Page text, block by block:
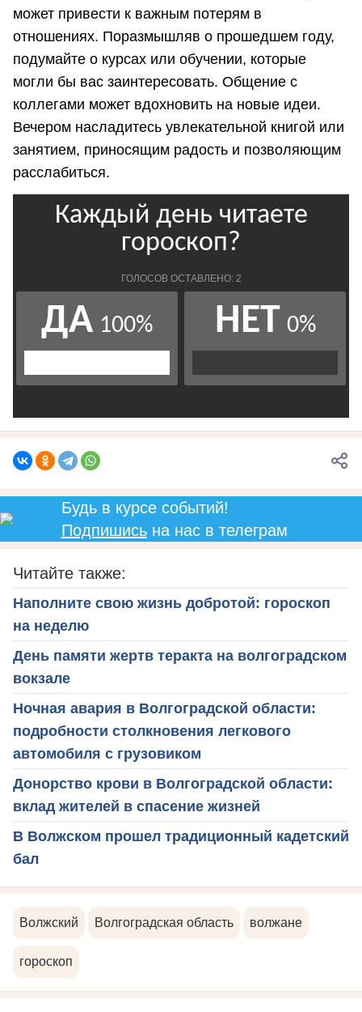
может привести к важным потерям в
отношениях. Поразмышляв о прошедшем году,
подумайте о курсах или обучении, которые
могли бы вас заинтересовать. Общение с
коллегами может вдохновить на новые идеи.
Вечером насладитесь увлекательной книгой или
занятием, приносящим радость и позволяющим
расслабиться.
Будь в курсе событий!
Подпишисьна нас в телеграм
Читайте также:
Наполните свою жизнь добротой: гороскоп
на неделю
День памяти жертв теракта на волгоградском
вокзале
Ночная авария в Волгоградской области:
подробности столкновения легкового
автомобиля с грузовиком
Донорство крови в Волгоградской области:
вклад жителей в спасение жизней
В Волжском прошел традиционный кадетский
бал
Волжский Волгоградская область волжане
гороскоп